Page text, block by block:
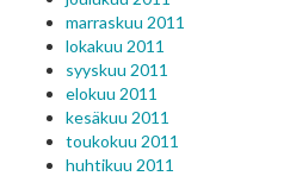
marraskuu 2011
lokakuu 2011
syyskuu 2011
elokuu 2011
kesäkuu 2011
toukokuu 2011
huhtikuu 2011